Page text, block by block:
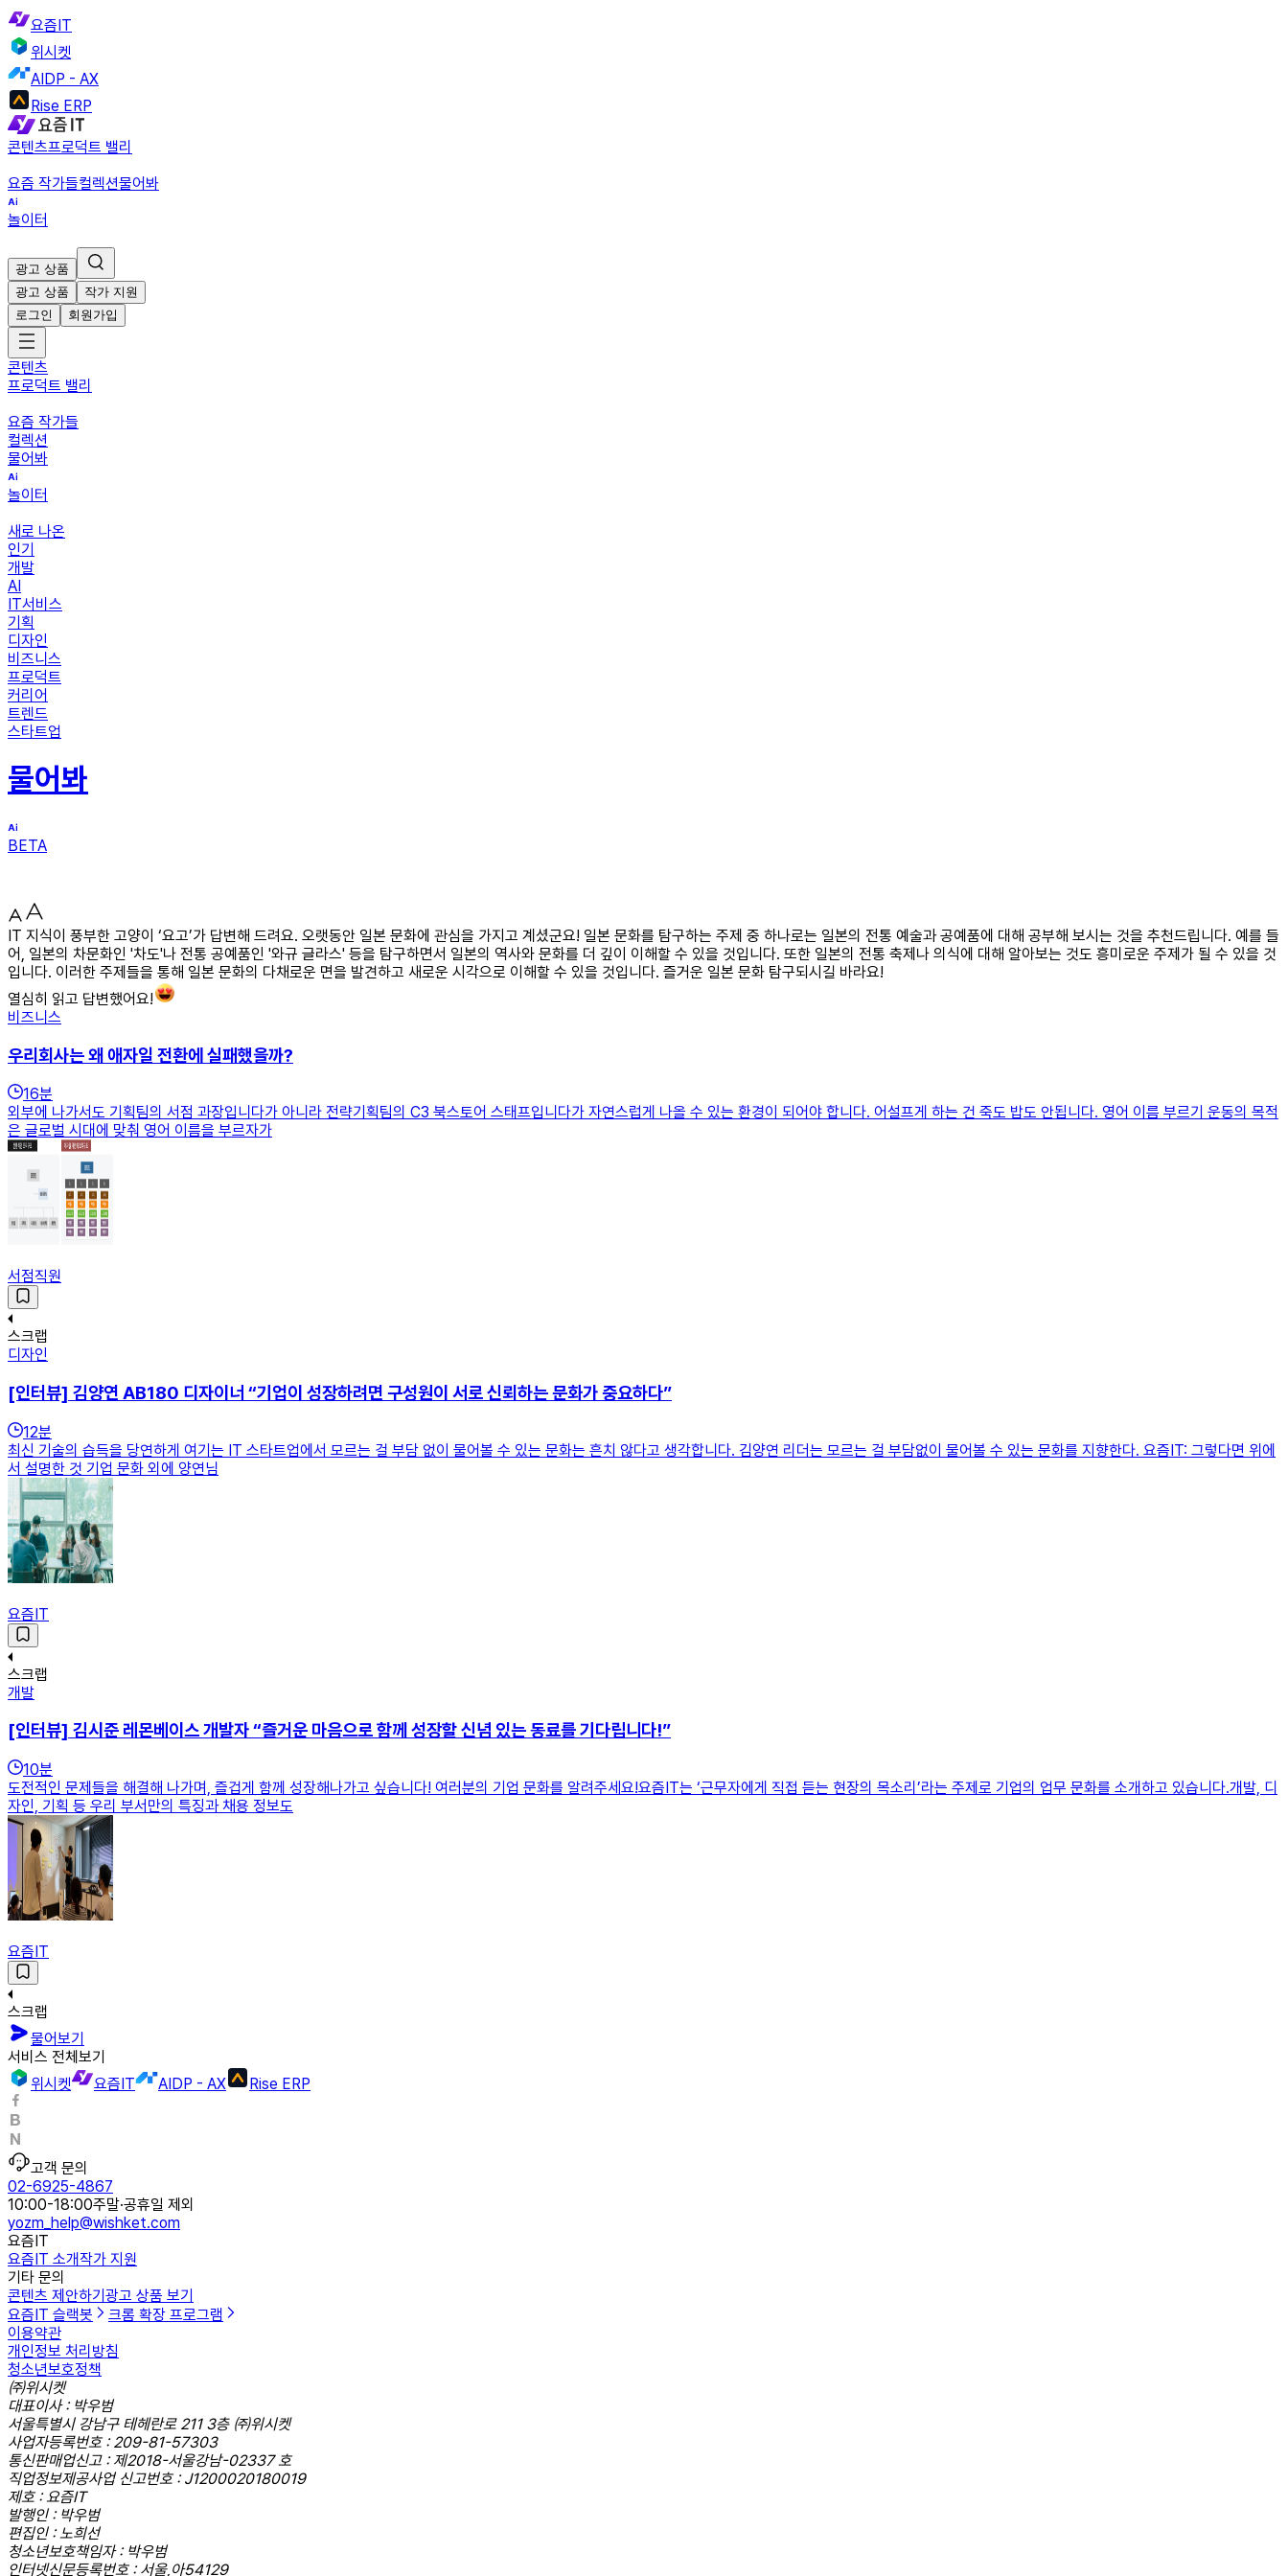
요즘IT
위시켓
AIDP - AX
Rise ERP
콘텐츠프로덕트 밸리
요즘 작가들컬렉션물어봐
놀이터
광고 상품
광고 상품
작가 지원
로그인
회원가입
콘텐츠
프로덕트 밸리
요즘 작가들
컬렉션
물어봐
놀이터
새로 나온
인기
개발
AI
IT서비스
기획
디자인
비즈니스
프로덕트
커리어
트렌드
스타트업
물어봐
BETA
IT 지식이 풍부한 고양이 ‘요고’가 답변해 드려요. 오랫동안 일본 문화에 관심을 가지고 계셨군요! 일본 문화를 탐구하는 주제 중 하나로는 일본의 전통 예술과 공예품에 대해 공부해 보시는 것을 추천드립니다. 예를 들
어, 일본의 차문화인 '차도'나 전통 공예품인 '와규 글라스' 등을 탐구하면서 일본의 역사와 문화를 더 깊이 이해할 수 있을 것입니다. 또한 일본의 전통 축제나 의식에 대해 알아보는 것도 흥미로운 주제가 될 수 있을 것
입니다. 이러한 주제들을 통해 일본 문화의 다채로운 면을 발견하고 새로운 시각으로 이해할 수 있을 것입니다. 즐거운 일본 문화 탐구되시길 바라요!
열심히 읽고 답변했어요!
비즈니스
우리회사는 왜 애자일 전환에 실패했을까?
16분
외부에 나가서도 기획팀의 서점 과장입니다가 아니라 전략기획팀의 C3 북스토어 스태프입니다가 자연스럽게 나올 수 있는 환경이 되어야 합니다. 어설프게 하는 건 죽도 밥도 안됩니다. 영어 이름 부르기 운동의 목적
은 글로벌 시대에 맞춰 영어 이름을 부르자가
서점직원
스크랩
디자인
[인터뷰] 김양연 AB180 디자이너 “기업이 성장하려면 구성원이 서로 신뢰하는 문화가 중요하다”
12분
최신 기술의 습득을 당연하게 여기는 IT 스타트업에서 모르는 걸 부담 없이 물어볼 수 있는 문화는 흔치 않다고 생각합니다. 김양연 리더는 모르는 걸 부담없이 물어볼 수 있는 문화를 지향한다. 요즘IT: 그렇다면 위에
서 설명한 것 기업 문화 외에 양연님
요즘IT
스크랩
개발
[인터뷰] 김시준 레몬베이스 개발자 “즐거운 마음으로 함께 성장할 신념 있는 동료를 기다립니다!”
10분
도전적인 문제들을 해결해 나가며, 즐겁게 함께 성장해나가고 싶습니다! 여러분의 기업 문화를 알려주세요!요즘IT는 ‘근무자에게 직접 듣는 현장의 목소리’라는 주제로 기업의 업무 문화를 소개하고 있습니다.개발, 디
자인, 기획 등 우리 부서만의 특징과 채용 정보도
요즘IT
스크랩
물어보기
서비스 전체보기
위시켓
요즘IT AIDP - AX Rise ERP
고객 문의
02-6925-4867
10:00-18:00주말·공휴일 제외
yozm_help@wishket.com
요즘IT
요즘IT 소개작가 지원
기타 문의
콘텐츠 제안하기 광고 상품 보기
요즘IT 슬랙봇
크롬 확장 프로그램
이용약관
개인정보 처리방침
청소년보호정책
㈜위시켓
대표이사 : 박우범
서울특별시 강남구 테헤란로 211 3층 ㈜위시켓
사업자등록번호 : 209-81-57303
통신판매업신고 : 제2018-서울강남-02337 호
직업정보제공사업 신고번호 : J1200020180019
제호 : 요즘IT
발행인 : 박우범
편집인 : 노희선
청소년보호책임자 : 박우범
인터넷신문등록번호 : 서울,아54129